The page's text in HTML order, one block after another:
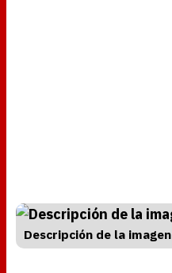
Descripción de la imagen